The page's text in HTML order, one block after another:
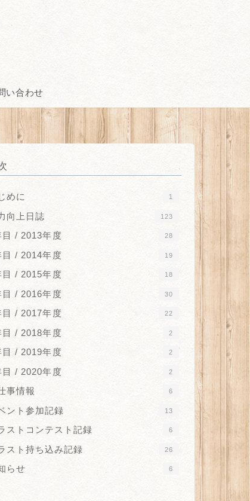
い合わせ
めに 1
向上日誌 123
目 / 2013年度 28
目 / 2014年度 19
目 / 2015年度 18
目 / 2016年度 30
目 / 2017年度 22
目 / 2018年度 2
目 / 2019年度 2
目 / 2020年度 2
事情報 6
ント参加記録 13
ストコンテスト記録 6
スト持ち込み記録 26
らせ 6